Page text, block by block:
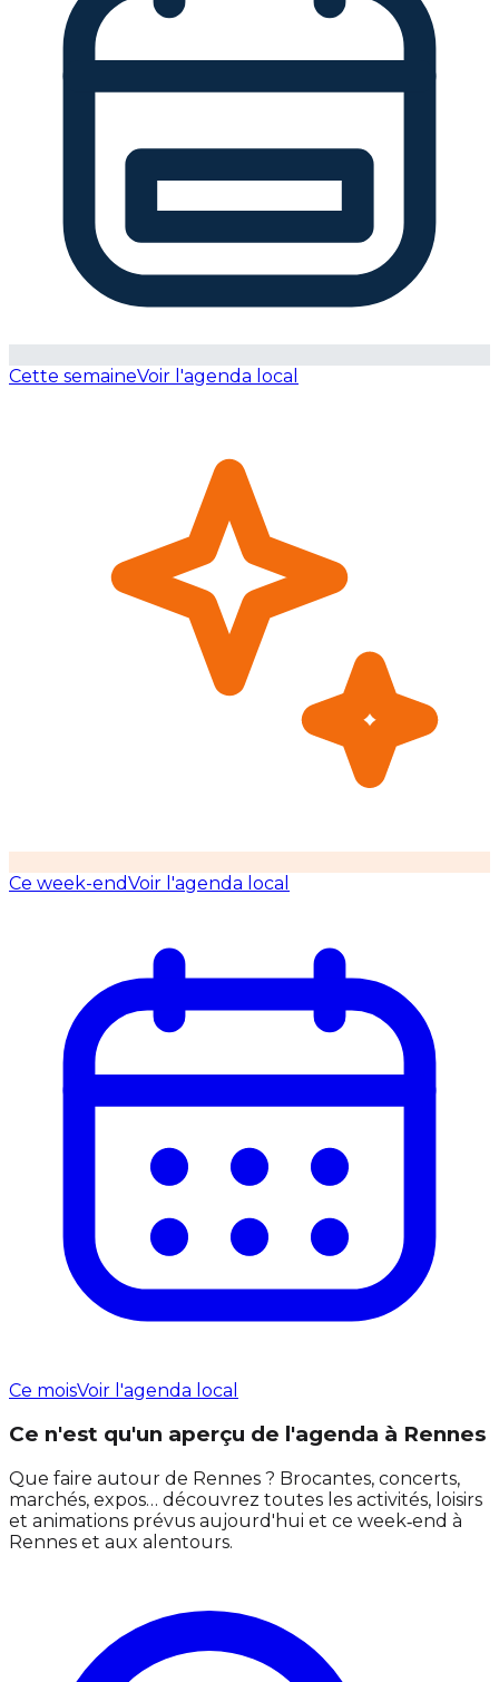
Cette semaineVoir l'agenda local
Ce week-endVoir l'agenda local
Ce moisVoir l'agenda local
Ce n'est qu'un aperçu de l'agenda à Rennes
Que faire autour de Rennes ? Brocantes, concerts,
marchés, expos… découvrez toutes les activités, loisirs
et animations prévus aujourd'hui et ce week‑end à
Rennes et aux alentours.